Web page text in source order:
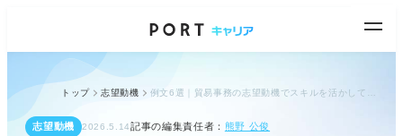
トップ 志望動機
志望動機 2026.5.14記事の編集責任者： 熊野 公俊